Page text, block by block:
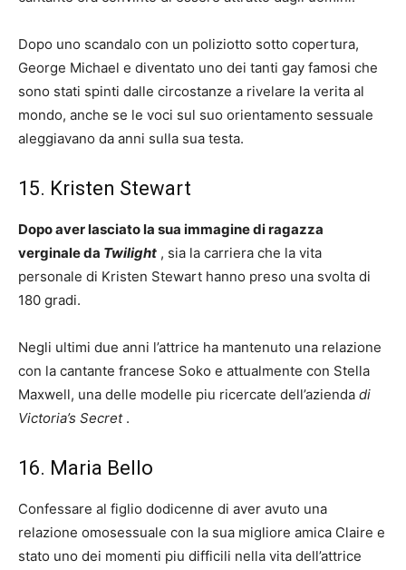
Dopo uno scandalo con un poliziotto sotto copertura,
George Michael e diventato uno dei tanti gay famosi che
sono stati spinti dalle circostanze a rivelare la verita al
mondo, anche se le voci sul suo orientamento sessuale
aleggiavano da anni sulla sua testa.
15. Kristen Stewart
Dopo aver lasciato la sua immagine di ragazza
verginale da Twilight , sia la carriera che la vita
personale di Kristen Stewart hanno preso una svolta di
180 gradi.
Negli ultimi due anni l’attrice ha mantenuto una relazione
con la cantante francese Soko e attualmente con Stella
Maxwell, una delle modelle piu ricercate dell’azienda di
Victoria’s Secret.
16. Maria Bello
Confessare al figlio dodicenne di aver avuto una
relazione omosessuale con la sua migliore amica Claire e
stato uno dei momenti piu difficili nella vita dell’attrice